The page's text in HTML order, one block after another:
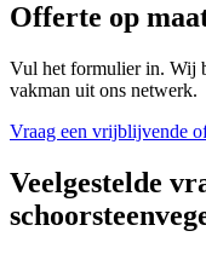
Offerte op
Vul het formulier in. Wij
vakman uit ons netwerk.
Vraag een vrijblijvende
Veelgestelde